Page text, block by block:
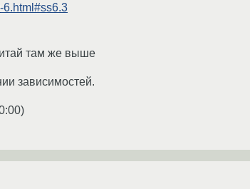
6.html#ss6.3
там же выше
зависимостей.
)